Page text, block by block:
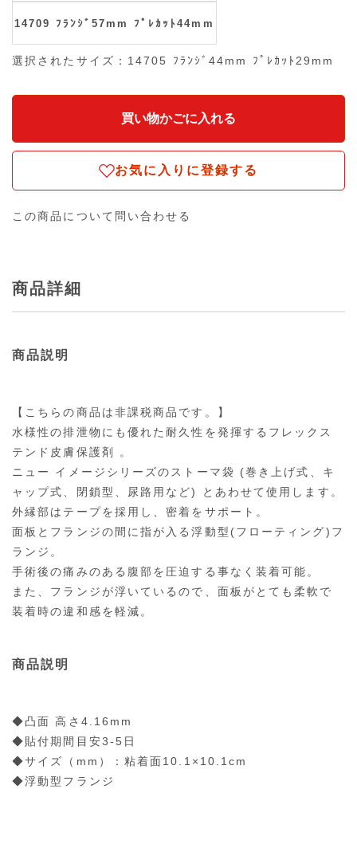
14709 ﾌﾗﾝｼﾞ57mm ﾌﾟﾚｶｯﾄ44mm
選択されたサイズ：14705 ﾌﾗﾝｼﾞ44mm ﾌﾟﾚｶｯﾄ29mm
お気に入りに登録する
この商品について問い合わせる
商品詳細
商品説明
【こちらの商品は非課税商品です。】
水様性の排泄物にも優れた耐久性を発揮するフレックス
テンド皮膚保護剤 。
ニュー イメージシリーズのストーマ袋 (巻き上げ式、キ
ャップ式、閉鎖型、尿路用など) とあわせて使用します。
外縁部はテープを採用し、密着をサポート。
面板とフランジの間に指が入る浮動型(フローティング)フ
ランジ。
手術後の痛みのある腹部を圧迫する事なく装着可能。
また、フランジが浮いているので、面板がとても柔軟で
装着時の違和感を軽減。
商品説明
◆凸面 高さ4.16mm
◆貼付期間目安3-5日
◆サイズ（mm）：粘着面10.1×10.1cm
◆浮動型フランジ